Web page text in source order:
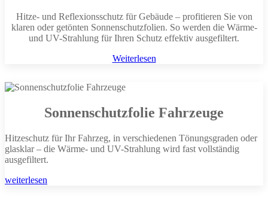
Hitze- und Reflexionsschutz für Gebäude – profitieren Sie von
klaren oder getönten Sonnenschutzfolien. So werden die Wärme-
und UV-Strahlung für Ihren Schutz effektiv ausgefiltert.
Weiterlesen
Sonnenschutzfolie Fahrzeuge
Hitzeschutz für Ihr Fahrzeg, in verschiedenen Tönungsgraden oder
glasklar – die Wärme- und UV-Strahlung wird fast vollständig
ausgefiltert.
weiterlesen